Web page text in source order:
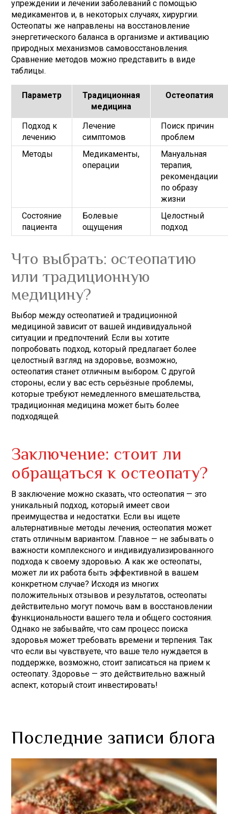
упреждении и лечении заболеваний с помощью
медикаментов и, в некоторых случаях, хирургии.
Остеопаты же направлены на восстановление
энергетического баланса в организме и активацию
природных механизмов самовосстановления.
Сравнение методов можно представить в виде
таблицы.
Параметр
Традиционная
медицина
Остеопатия
Подход к
лечению
Лечение
симптомов
Поиск причин
проблем
Методы
Медикаменты,
операции
Мануальная
терапия,
рекомендации
по образу
жизни
Состояние
пациента
Болевые
ощущения
Целостный
подход
Что выбрать: остеопатию
или традиционную
медицину?
Выбор между остеопатией и традиционной
медициной зависит от вашей индивидуальной
ситуации и предпочтений. Если вы хотите
попробовать подход, который предлагает более
целостный взгляд на здоровье, возможно,
остеопатия станет отличным выбором. С другой
стороны, если у вас есть серьёзные проблемы,
которые требуют немедленного вмешательства,
традиционная медицина может быть более
подходящей.
Заключение: стоит ли
обращаться к остеопату?
В заключение можно сказать, что остеопатия — это
уникальный подход, который имеет свои
преимущества и недостатки. Если вы ищете
альтернативные методы лечения, остеопатия может
стать отличным вариантом. Главное — не забывать о
важности комплексного и индивидуализированного
подхода к своему здоровью. А как же остеопаты,
может ли их работа быть эффективной в вашем
конкретном случае? Исходя из многих
положительных отзывов и результатов, остеопаты
действительно могут помочь вам в восстановлении
функциональности вашего тела и общего состояния.
Однако не забывайте, что сам процесс поиска
здоровья может требовать времени и терпения. Так
что если вы чувствуете, что ваше тело нуждается в
поддержке, возможно, стоит записаться на прием к
остеопату. Здоровье — это действительно важный
аспект, который стоит инвестировать!
Последние записи блога